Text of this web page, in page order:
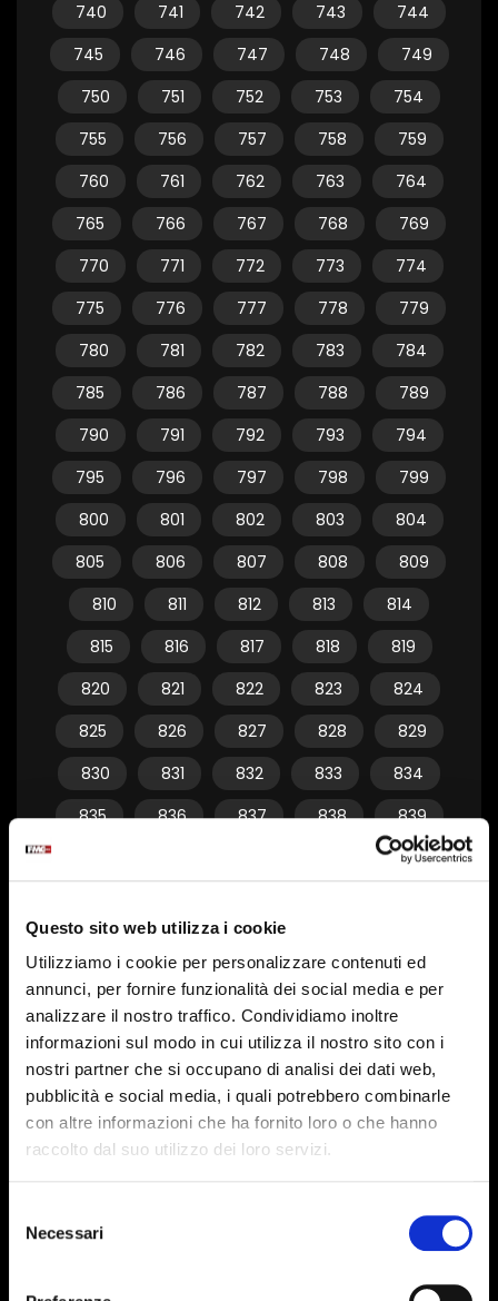
Questo sito web utilizza i cookie
Utilizziamo i cookie per personalizzare contenuti ed
annunci, per fornire funzionalità dei social media e per
analizzare il nostro traffico. Condividiamo inoltre
informazioni sul modo in cui utilizza il nostro sito con i
nostri partner che si occupano di analisi dei dati web,
pubblicità e social media, i quali potrebbero combinarle
con altre informazioni che ha fornito loro o che hanno
raccolto dal suo utilizzo dei loro servizi.
delNecessari
740
741 742 743
744
745
746 747 748
749
750
751 752 753
754
755
756 757 758
759
760
761 762 763
764
765
766 767 768
769
770
771 772 773
774
775
776 777 778
779
780
781 782 783
784
785
786 787 788
789
790
791 792 793
794
795
796 797 798
799
800
801 802 803
804
805
806 807 808
809
810
811 812 813
814
815
816 817 818
819
820
821 822 823
824
825
826 827 828
829
830
831 832 833
834
835
836 837 838
839
844
855
856 857 858
859
860
861 862 863
864
865
866 867 868
869
870
871 872
875
876 877 878
885
889
894